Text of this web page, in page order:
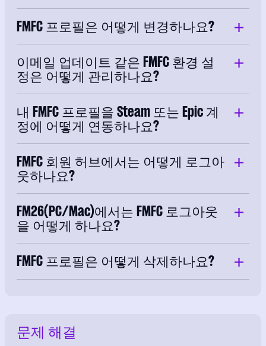
FMFC 프로필은 어떻게 변경하나요?
이메일 업데이트 같은 FMFC 환경 설
정은 어떻게 관리하나요?
내 FMFC 프로필을 Steam 또는 Epic 계
정에 어떻게 연동하나요?
FMFC 회원 허브에서는 어떻게 로그아
웃하나요?
FM26(PC/Mac)에서는 FMFC 로그아웃
을 어떻게 하나요?
FMFC 프로필은 어떻게 삭제하나요?
문제 해결